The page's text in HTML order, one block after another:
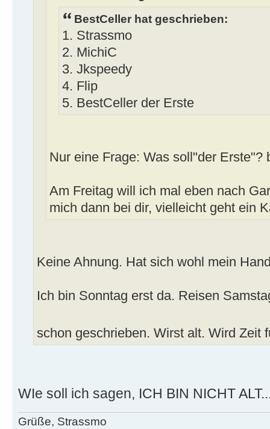
BestCeller hat geschrieben:
1. Strassmo
2. MichiC
3. Jkspeedy
4. Flip
5. BestCeller der Erste
Nur eine Frage: Was soll"der Erste"?
Am Freitag will ich mal eben nach
mich dann bei dir, vielleicht geht ein
Keine Ahnung. Hat sich wohl mein
Ich bin Sonntag erst da. Reisen
schon geschrieben. Wirst alt. Wird Zeit
WIe soll ich sagen, ICH BIN NICHT
Grüße, Strassmo